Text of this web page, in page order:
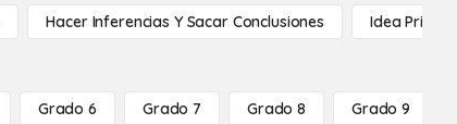
Hacer Inferencias Y Sacar Conclusiones Idea
Grado 6 Grado 7 Grado 8 Grado 9